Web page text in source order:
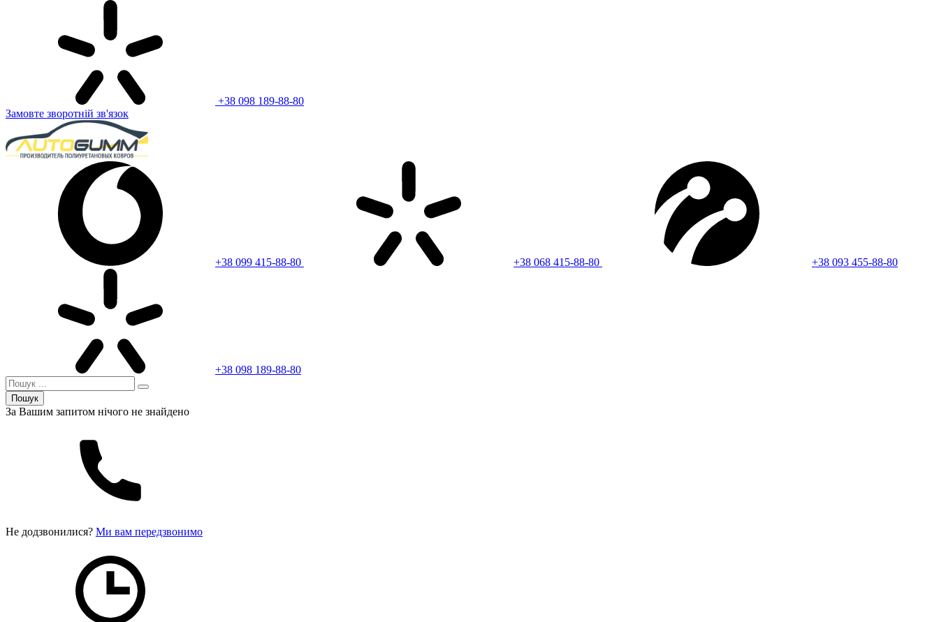
+38 098 189-88-80
Замовте зворотній зв'язок
+38 099 415-88-80 +38 068 415-88-80 +38 093 455-88-80
+38 098 189-88-80
Пошук
За Вашим запитом нічого не знайдено
Не додзвонилися? Ми вам передзвонимо